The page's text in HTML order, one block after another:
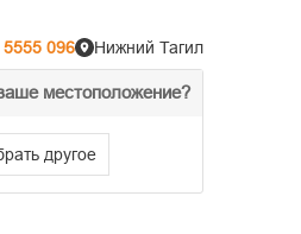
096
местоположение?
другое
Нижний Тагил
% Акции Распродажа